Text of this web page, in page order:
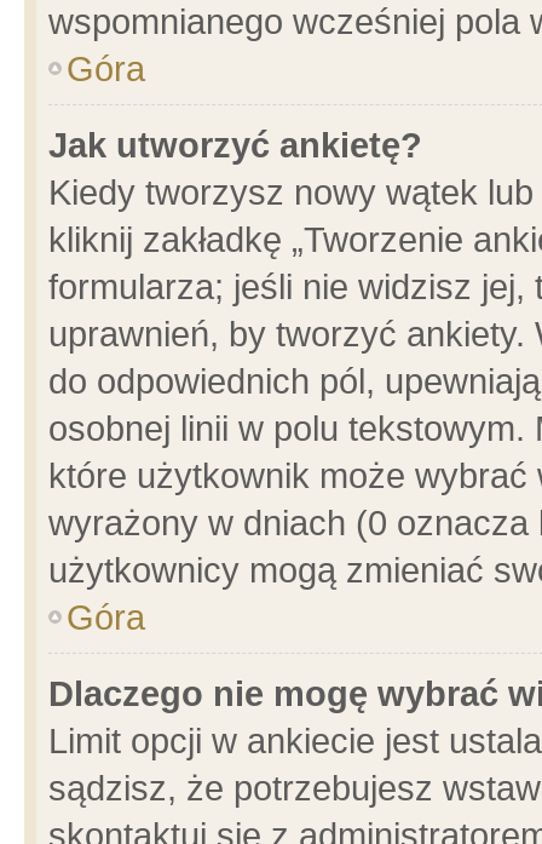
wspomnianego wcześniej pola
Góra
Jak utworzyć ankietę?
Kiedy tworzysz nowy wątek
kliknij zakładkę „Tworzenie
formularza; jeśli nie widzisz
uprawnień, by tworzyć ankiety.
do odpowiednich pól,
osobnej linii w polu
które użytkownik może
wyrażony w dniach (0
użytkownicy mogą zmieniać
Góra
Dlaczego nie mogę wybrać
Limit opcji w ankiecie jest
sądzisz, że potrzebujesz
skontaktuj się z